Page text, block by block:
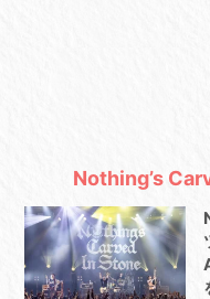
Nothing’s